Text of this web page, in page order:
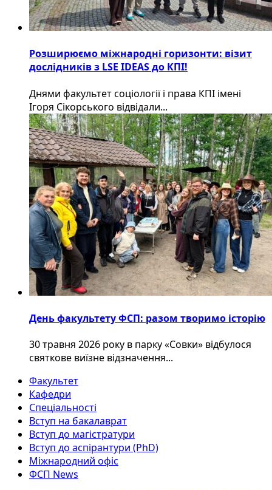
Розширюємо міжнародні горизонти: візит
дослідників з LSE IDEAS до КПІ!
Днями факультет соціології і права КПІ імені
Ігоря Сікорського відвідали...
День факультету ФСП: разом творимо історію
30 травня 2026 року в парку «Совки» відбулося
святкове виїзне відзначення...
Факультет
Кафедри
Спеціальності
Вступ на бакалаврат
Вступ до магістратури
Вступ до аспірантури (PhD)
Міжнародний офіс
ФСП News